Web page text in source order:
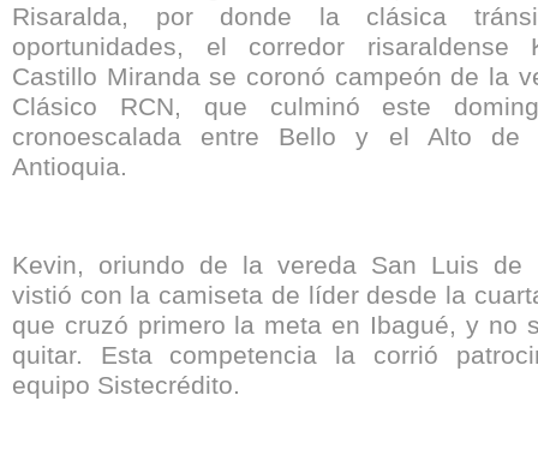
Risaralda, por donde la clásica
oportunidades, el corredor risaraldense
Castillo Miranda se coronó campeón de la
Clásico RCN, que culminó este
cronoescalada entre Bello y el Alto de
Antioquia.
Kevin, oriundo de la vereda San Luis de
vistió con la camiseta de líder desde la
que cruzó primero la meta en Ibagué, y no
quitar. Esta competencia la corrió
equipo Sistecrédito.